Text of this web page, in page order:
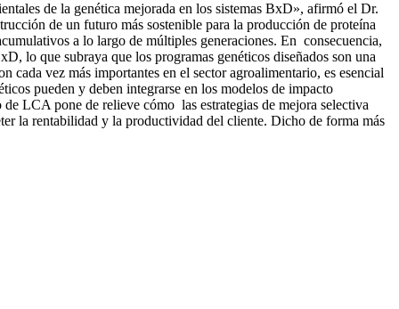
de la genética mejorada en los sistemas BxD», afirmó el Dr.
de un futuro más sostenible para la producción de proteína
a lo largo de múltiples generaciones. En consecuencia,
lo que subraya que los programas genéticos diseñados son una
vez más importantes en el sector agroalimentario, es esencial
pueden y deben integrarse en los modelos de impacto
LCA pone de relieve cómo las estrategias de mejora selectiva
la rentabilidad y la productividad del cliente. Dicho de forma más